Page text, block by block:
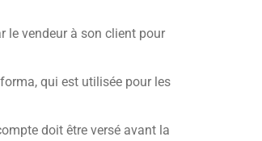
le vendeur à son client pour
qui est utilisée pour les
doit être versé avant la